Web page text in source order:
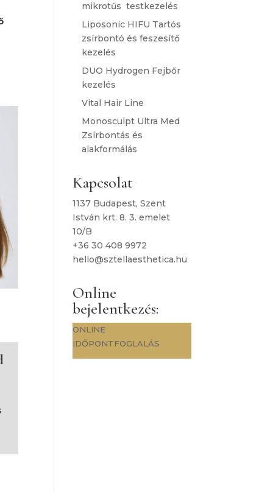
mikrotűs testkezelés
Liposonic HIFU Tartós
zsírbontó és feszesítő
kezelés
DUO Hydrogen Fejbőr
kezelés
Vital Hair Line
Monosculpt Ultra Med
Zsírbontás és
alakformálás
Kapcsolat
1137 Budapest, Szent
István krt. 8. 3. emelet
10/B
+36 30 408 9972
hello@sztellaesthetica.hu
Online
bejelentkezés:
ONLINE
IDŐPONTFOGLALÁS